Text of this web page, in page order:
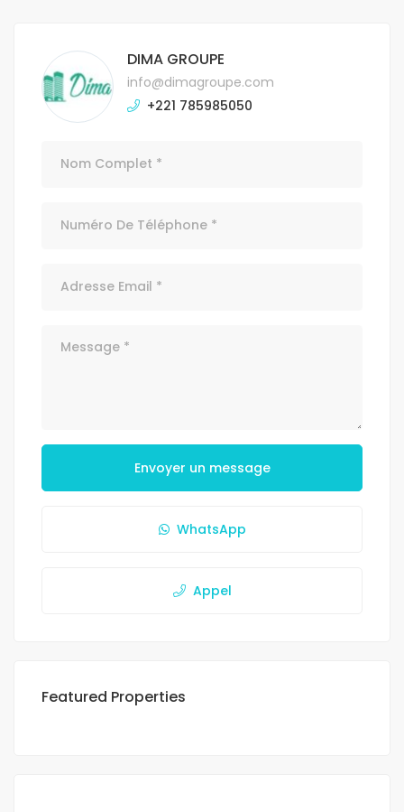
DIMA GROUPE
info@dimagroupe.com
+221 785985050
Envoyer un message
WhatsApp
Appel
Featured Properties